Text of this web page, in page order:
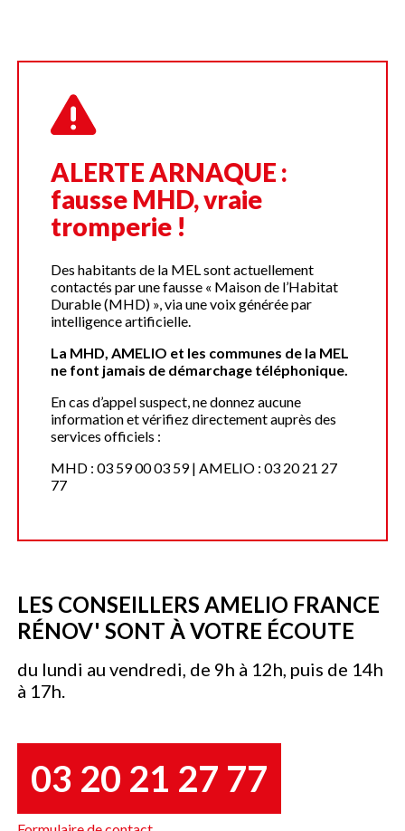
ALERTE ARNAQUE :
fausse MHD, vraie
tromperie !
Des habitants de la MEL sont actuellement
contactés par une fausse « Maison de l’Habitat
Durable (MHD) », via une voix générée par
intelligence artificielle.
La MHD, AMELIO et les communes de la MEL
ne font jamais de démarchage téléphonique.
En cas d’appel suspect, ne donnez aucune
information et vérifiez directement auprès des
services officiels :
MHD : 03 59 00 03 59 | AMELIO : 03 20 21 27
77
LES CONSEILLERS AMELIO FRANCE
RÉNOV' SONT À VOTRE ÉCOUTE
du lundi au vendredi, de 9h à 12h, puis de 14h
à 17h.
03 20 21 27 77